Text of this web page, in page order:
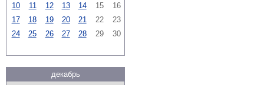
10
11 12 13 14 15
16
17
18 19 20 21 22
23
24
25 26 27 28 29 30
декабрь